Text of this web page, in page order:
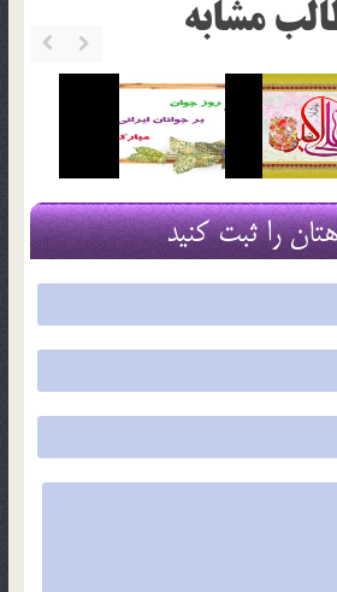
مشابه
را ثبت کنید